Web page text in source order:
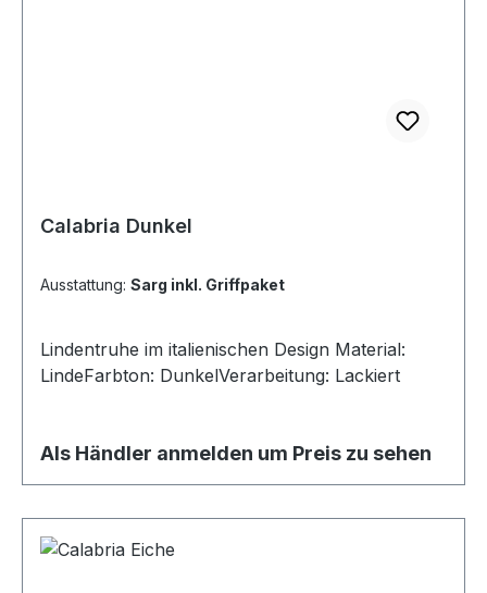
Calabria Dunkel
Ausstattung: Sarg inkl. Griffpaket
Lindentruhe im italienischen Design Material:
LindeFarbton: DunkelVerarbeitung: Lackiert
Als Händler anmelden um Preis zu sehen